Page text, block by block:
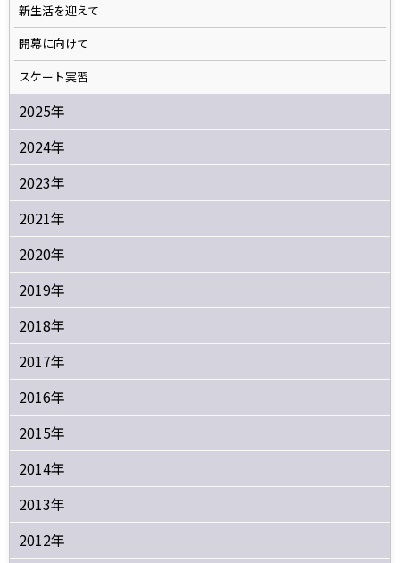
新生活を迎えて
開幕に向けて
スケート実習
2025年
2024年
2023年
2021年
2020年
2019年
2018年
2017年
2016年
2015年
2014年
2013年
2012年